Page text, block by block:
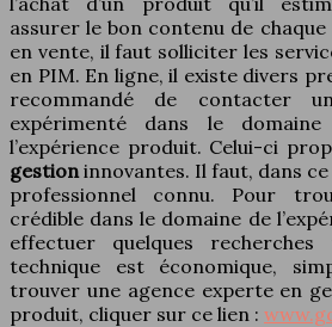
assurer le bon contenu de chaque
en vente, il faut solliciter les
en PIM. En ligne, il existe divers
recommandé de contacter
expérimenté dans le
l’expérience produit. Celui-ci
gestion innovantes. Il faut, dans
professionnel connu. Pour
crédible dans le domaine de
effectuer quelques
technique est économique,
trouver une agence experte en
produit, cliquer sur ce lien :